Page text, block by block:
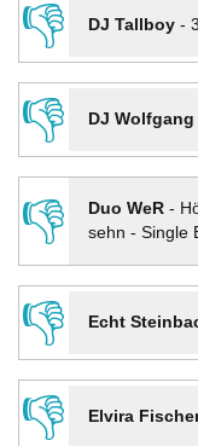
👎 DJ Tallboy-
👎
DJ
👎
Duo WeR-
sehn - Single
👎
Echt
👎
Elvira